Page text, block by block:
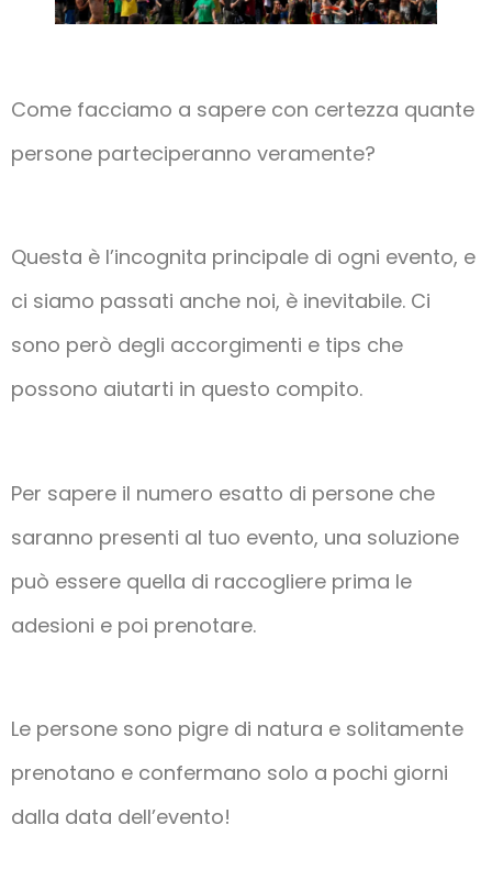
Come facciamo a sapere con certezza quante
persone parteciperanno veramente?
Questa è l’incognita principale di ogni evento, e
ci siamo passati anche noi, è inevitabile. Ci
sono però degli accorgimenti e tips che
possono aiutarti in questo compito.
Per sapere il numero esatto di persone che
saranno presenti al tuo evento, una soluzione
può essere quella di raccogliere prima le
adesioni e poi prenotare.
Le persone sono pigre di natura e solitamente
prenotano e confermano solo a pochi giorni
dalla data dell’evento!